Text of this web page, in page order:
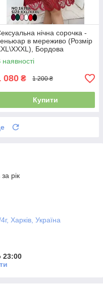
нічна сорочка -
в мереживо (Розмір
Бордова
наявності
080 ₴ 1 200 ₴
Купити
рік
Харків, Україна
23:00